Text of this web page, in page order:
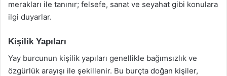
merakları ile tanınır; felsefe, sanat ve seyahat gibi konulara
ilgi duyarlar.
Kişilik Yapıları
Yay burcunun kişilik yapıları genellikle bağımsızlık ve
özgürlük arayışı ile şekillenir. Bu burçta doğan kişiler,